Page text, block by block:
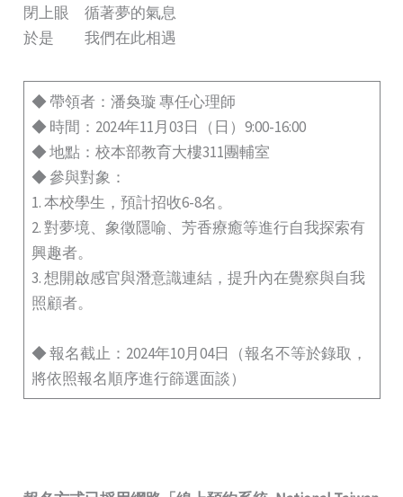
閉上眼 循著夢的氣息
於是 我們在此相遇
◆ 帶領者：潘奐璇 專任心理師
◆ 時間：2024年11月03日（日）9:00-16:00
◆ 地點：校本部教育大樓311團輔室
◆ 參與對象：
1. 本校學生，預計招收6-8名。
2. 對夢境、象徵隱喻、芳香療癒等進行自我探索有
興趣者。
3. 想開啟感官與潛意識連結，提升內在覺察與自我
照顧者。
◆ 報名截止：2024年10月04日（報名不等於錄取，
將依照報名順序進行篩選面談）